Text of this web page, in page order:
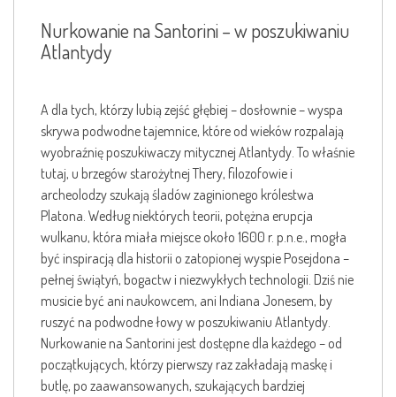
Nurkowanie na Santorini – w poszukiwaniu
Atlantydy
A dla tych, którzy lubią zejść głębiej – dosłownie – wyspa
skrywa podwodne tajemnice, które od wieków rozpalają
wyobraźnię poszukiwaczy mitycznej Atlantydy. To właśnie
tutaj, u brzegów starożytnej Thery, filozofowie i
archeolodzy szukają śladów zaginionego królestwa
Platona. Według niektórych teorii, potężna erupcja
wulkanu, która miała miejsce około 1600 r. p.n.e., mogła
być inspiracją dla historii o zatopionej wyspie Posejdona –
pełnej świątyń, bogactw i niezwykłych technologii. Dziś nie
musicie być ani naukowcem, ani Indiana Jonesem, by
ruszyć na podwodne łowy w poszukiwaniu Atlantydy.
Nurkowanie na Santorini jest dostępne dla każdego – od
początkujących, którzy pierwszy raz zakładają maskę i
butlę, po zaawansowanych, szukających bardziej